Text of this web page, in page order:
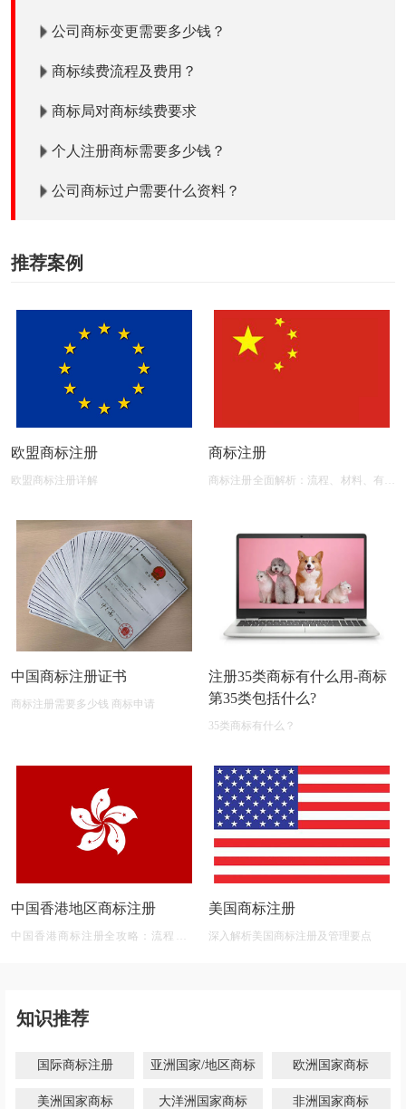
公司商标变更需要多少钱？
商标续费流程及费用？
商标局对商标续费要求
个人注册商标需要多少钱？
公司商标过户需要什么资料？
推荐案例
欧盟商标注册
欧盟商标注册详解
商标注册
商标注册全面解析：流程、材料、有效
中国商标注册证书
商标注册需要多少钱 商标申请
注册35类商标有什么用-商标
第35类包括什么?
35类商标有什么？
中国香港地区商标注册
中国香港商标注册全攻略：流程、材
美国商标注册
深入解析美国商标注册及管理要点
知识推荐
国际商标注册 亚洲国家/地区商标 欧洲国家商标
美洲国家商标 大洋洲国家商标 非洲国家商标